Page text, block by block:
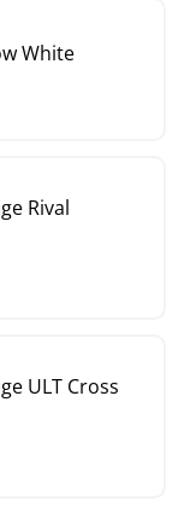
White
Rival
ULT Cross